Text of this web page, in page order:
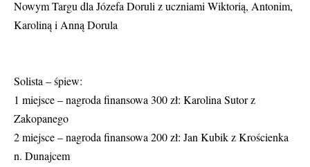
Nowym Targu dla Józefa Doruli z uczniami Wiktorią, Antonim,
Karoliną i Anną Dorula
Solista – śpiew:
1 miejsce – nagroda finansowa 300 zł: Karolina Sutor z
Zakopanego
2 miejsce – nagroda finansowa 200 zł: Jan Kubik z Krościenka
n. Dunajcem